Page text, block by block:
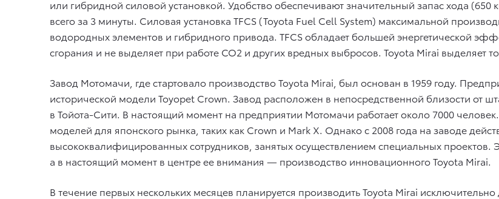
или гибридной силовой установкой. Удобство обеспечивают значительный запас хода
всего за 3 минуты. Силовая установка TFCS (Toyota Fuel Cell System) максимальной
водородных элементов и гибридного привода. TFCS обладает большей энергетической
сгорания и не выделяет при работе CO2 и других вредных выбросов. Toyota Mirai выделяет
Завод Мотомачи, где стартовало производство Toyota Mirai, был основан в 1959 году.
исторической модели Toyopet Crown. Завод расположен в непосредственной близости от
в Тойота-Сити. В настоящий момент на предприятии Мотомачи работает около 7000
моделей для японского рынка, таких как Crown и Mark X. Однако с 2008 года на заводе
высококвалифицированных сотрудников, занятых осуществлением специальных проектов.
а в настоящий момент в центре ее внимания — производство инновационного Toyota Mirai.
В течение первых нескольких месяцев планируется производить Toyota Mirai